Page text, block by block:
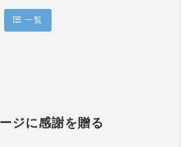
一覧
ジに感謝を贈る